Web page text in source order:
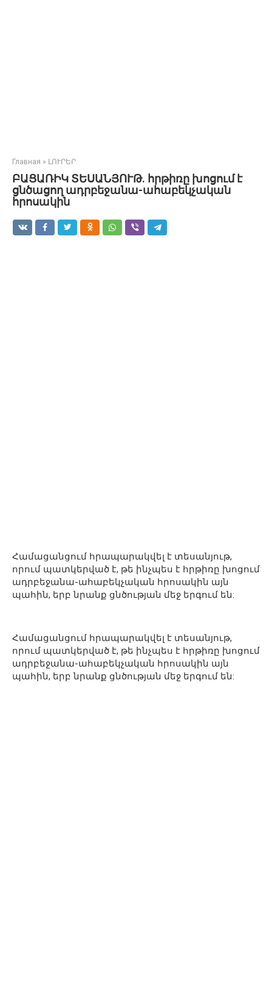
Главная » ԼՈՒՐԵՐ
ԲԱՑԱՌԻԿ ՏԵՍԱՆՅՈՒԹ. հրթիռը խոցում է
ցնծացող ադրբեջանա-ահաբեկչական
հրոսակին
Համացանցում հրապարակվել է տեսանյութ,
որում պատկերված է, թե ինչպես է հրթիռը խոցում
ադրբեջանա-ահաբեկչական հրոսակին այն
պահին, երբ նրանք ցնծության մեջ երգում են:
Համացանցում հրապարակվել է տեսանյութ,
որում պատկերված է, թե ինչպես է հրթիռը խոցում
ադրբեջանա-ահաբեկչական հրոսակին այն
պահին, երբ նրանք ցնծության մեջ երգում են: